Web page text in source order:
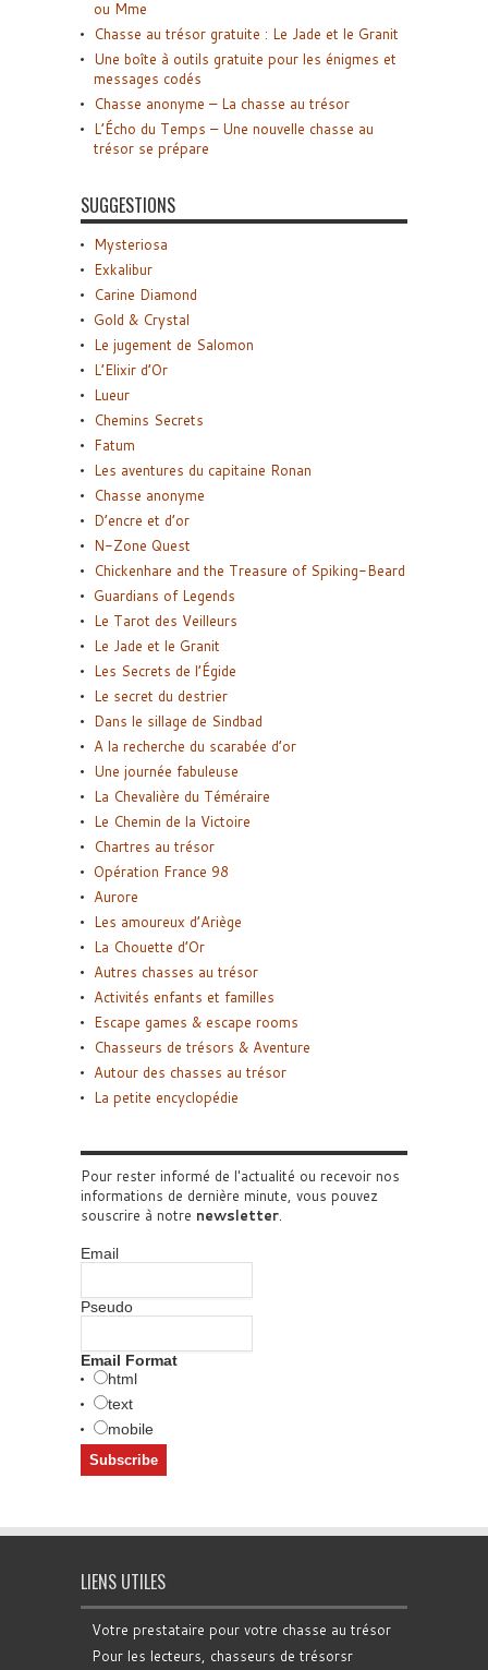
ou Mme
Chasse au trésor gratuite : Le Jade et le Granit
Une boîte à outils gratuite pour les énigmes et
messages codés
Chasse anonyme – La chasse au trésor
L’Écho du Temps – Une nouvelle chasse au
trésor se prépare
SUGGESTIONS
Mysteriosa
Exkalibur
Carine Diamond
Gold & Crystal
Le jugement de Salomon
L’Elixir d’Or
Lueur
Chemins Secrets
Fatum
Les aventures du capitaine Ronan
Chasse anonyme
D’encre et d’or
N-Zone Quest
Chickenhare and the Treasure of Spiking-Beard
Guardians of Legends
Le Tarot des Veilleurs
Le Jade et le Granit
Les Secrets de l’Égide
Le secret du destrier
Dans le sillage de Sindbad
A la recherche du scarabée d’or
Une journée fabuleuse
La Chevalière du Téméraire
Le Chemin de la Victoire
Chartres au trésor
Opération France 98
Aurore
Les amoureux d’Ariège
La Chouette d’Or
Autres chasses au trésor
Activités enfants et familles
Escape games & escape rooms
Chasseurs de trésors & Aventure
Autour des chasses au trésor
La petite encyclopédie
Pour rester informé de l'actualité ou recevoir nos
informations de dernière minute, vous pouvez
souscrire à notre newsletter.
Email
Pseudo
Email Format
html
text
mobile
LIENS UTILES
Votre prestataire pour votre chasse au trésor
Pour les lecteurs, chasseurs de trésorsr